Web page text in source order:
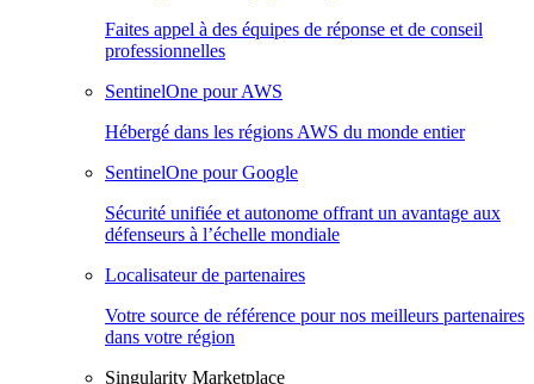
Faites appel à des équipes de réponse et de conseil
professionnelles
SentinelOne pour AWS
Hébergé dans les régions AWS du monde entier
SentinelOne pour Google
Sécurité unifiée et autonome offrant un avantage aux
défenseurs à l’échelle mondiale
Localisateur de partenaires
Votre source de référence pour nos meilleurs partenaires
dans votre région
Singularity Marketplace